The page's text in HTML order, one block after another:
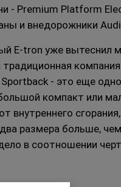
Premium Platform
и внедорожники
E-tron уже
- это еще
компакт или
внутреннего
размера больше,
в соотношении